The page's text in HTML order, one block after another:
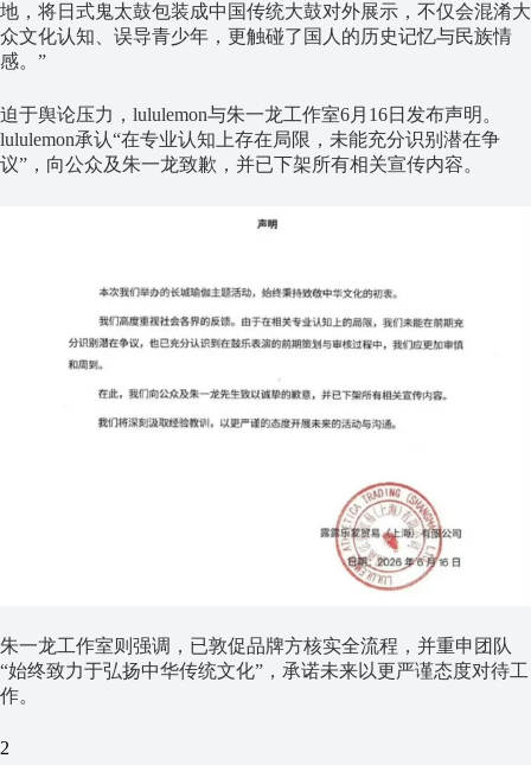
地，将日式鬼太鼓包装成中国传统大鼓对外展示，不仅会混淆大
众文化认知、误导青少年，更触碰了国人的历史记忆与民族情
感。”
迫于舆论压力，lululemon与朱一龙工作室6月16日发布声明。
lululemon承认“在专业认知上存在局限，未能充分识别潜在争
议”，向公众及朱一龙致歉，并已下架所有相关宣传内容。
朱一龙工作室则强调，已敦促品牌方核实全流程，并重申团队
“始终致力于弘扬中华传统文化”，承诺未来以更严谨态度对待工
作。
2